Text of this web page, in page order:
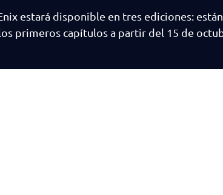
estará disponible en tres ediciones:
primeros capítulos a partir del 15 de